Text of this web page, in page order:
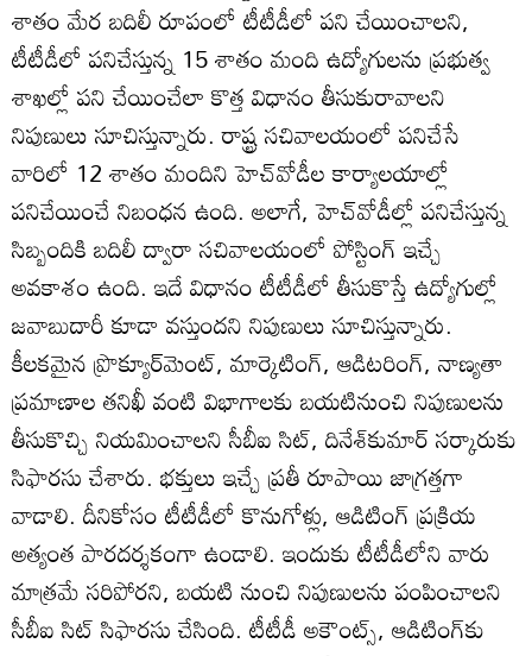
శాతం మేర బదిలీ రూపంలో టీటీడీలో పని చేయించాలని,
టీటీడీలో పనిచేస్తున్న 15 శాతం మంది ఉద్యోగులను ప్రభుత్వ
శాఖల్లో పని చేయించేలా కొత్త విధానం తీసుకురావాలని
నిపుణులు సూచిస్తున్నారు. రాష్ట్ర సచివాలయంలో పనిచేసే
వారిలో 12 శాతం మందిని హెచ్‌వోడీల కార్యాలయాల్లో
పనిచేయించే నిబంధన ఉంది. అలాగే, హెచ్‌వోడీల్లో పనిచేస్తున్న
సిబ్బందికి బదిలీ ద్వారా సచివాలయంలో పోస్టింగ్‌ ఇచ్చే
అవకాశం ఉంది. ఇదే విధానం టీటీడీలో తీసుకొస్తే ఉద్యోగుల్లో
జవాబుదారీ కూడా వస్తుందని నిపుణులు సూచిస్తున్నారు.
కీలకమైన ప్రొక్యూర్‌మెంట్‌, మార్కెటింగ్‌, ఆడిటరింగ్‌, నాణ్యతా
ప్రమాణాల తనిఖీ వంటి విభాగాలకు బయటినుంచి నిపుణులను
తీసుకొచ్చి నియమించాలని సీబీఐ సిట్‌, దినేశ్‌కుమార్‌ సర్కారుకు
సిఫారసు చేశారు. భక్తులు ఇచ్చే ప్రతీ రూపాయి జాగ్రత్తగా
వాడాలి. దీనికోసం టీటీడీలో కొనుగోళ్లు, ఆడిటింగ్‌ ప్రక్రియ
అత్యంత పారదర్శకంగా ఉండాలి. ఇందుకు టీటీడీలోని వారు
మాత్రమే సరిపోరని, బయటి నుంచి నిపుణులను పంపించాలని
సీబీఐ సిట్‌ సిఫారసు చేసింది. టీటీడీ అకౌంట్స్‌, ఆడిటింగ్‌కు